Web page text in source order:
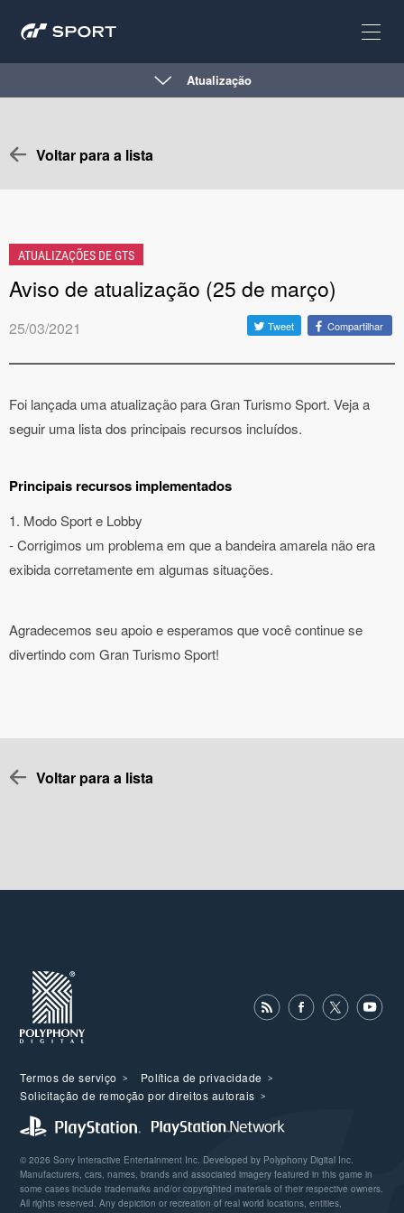
Atualização
Voltar para a lista
ATUALIZAÇÕES DE GTS
Aviso de atualização (25 de março)
25/03/2021 Tweet Compartilhar
Foi lançada uma atualização para Gran Turismo Sport. Veja a
seguir uma lista dos principais recursos incluídos.
Principais recursos implementados
1. Modo Sport e Lobby
- Corrigimos um problema em que a bandeira amarela não era
exibida corretamente em algumas situações.
Agradecemos seu apoio e esperamos que você continue se
divertindo com Gran Turismo Sport!
Voltar para a lista
Termos de serviço
Política de privacidade
Solicitação de remoção por direitos autorais
© 2026 Sony Interactive Entertainment Inc. Developed by Polyphony Digital Inc.
Manufacturers, cars, names, brands and associated imagery featured in this game in
some cases include trademarks and/or copyrighted materials of their respective owners.
All rights reserved. Any depiction or recreation of real world locations, entities,